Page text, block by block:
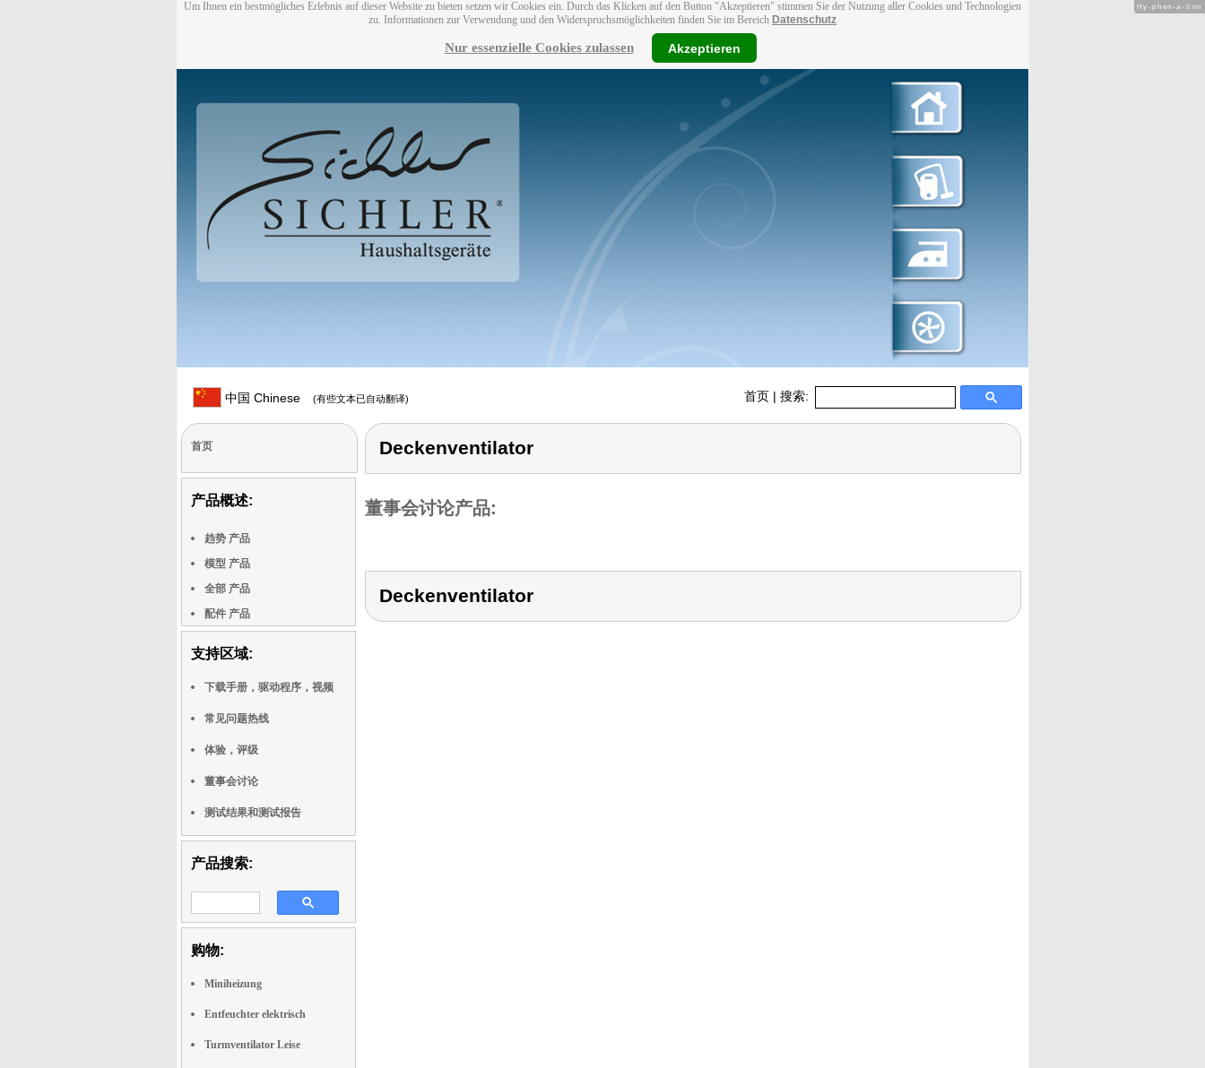
Um Ihnen ein bestmögliches Erlebnis auf dieser Website zu bieten setzen wir Cookies ein. Durch das Klicken auf den Button "Akzeptieren" stimmen Sie der Nutzung aller Cookies und Technologien
zu. Informationen zur Verwendung und den Widerspruchsmöglichkeiten finden Sie im Bereich Datenschutz
Nur essenzielle Cookies zulassen Akzeptieren
中国 Chinese (有些文本已自动翻译) 首页 | 搜索:
首页
产品概述:
趋势 产品
模型 产品
全部 产品
配件 产品
支持区域:
下载手册，驱动程序，视频
常见问题热线
体验，评级
董事会讨论
测试结果和测试报告
产品搜索:
购物:
Miniheizung
Entfeuchter elektrisch
Turmventilator Leise
Deckenventilator
董事会讨论产品:
Deckenventilator
Hy-phen-a-tion